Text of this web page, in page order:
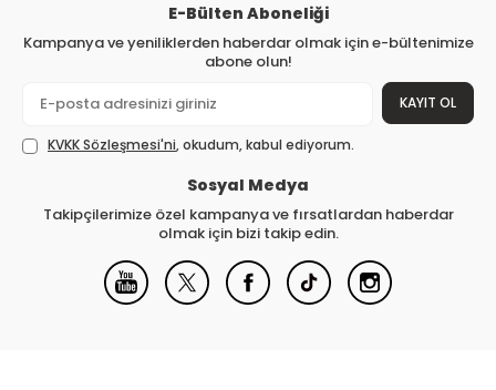
E-Bülten Aboneliği
Kampanya ve yeniliklerden haberdar olmak için e-bültenimize
abone olun!
KAYIT OL
KVKK Sözleşmesi'ni, okudum, kabul ediyorum.
Sosyal Medya
Takipçilerimize özel kampanya ve fırsatlardan haberdar
olmak için bizi takip edin.